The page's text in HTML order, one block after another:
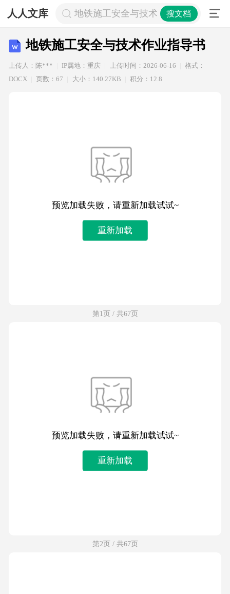
人人文库 地铁施工安全与技术作业指导书
搜文档
地铁施工安全与技术作业指导书
上传人：陈*** IP属地：重庆 上传时间：2026-06-16
格式：
DOCX
页数：67 大小：140.27KB 积分：12.8
预览加载失败，请重新加载试试~
重新加载
第1页 / 共67页
预览加载失败，请重新加载试试~
重新加载
第2页 / 共67页